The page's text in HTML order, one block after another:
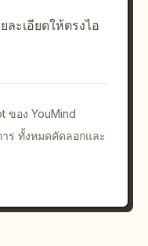
ะเอียดให้ตรงไอ
ของ YouMind
ร ทั้งหมดคัดลอกและ